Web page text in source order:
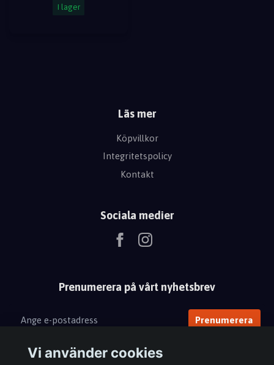
I lager
Läs mer
Köpvillkor
Integritetspolicy
Kontakt
Sociala medier
Prenumerera på vårt nyhetsbrev
Prenumerera
Vi använder cookies